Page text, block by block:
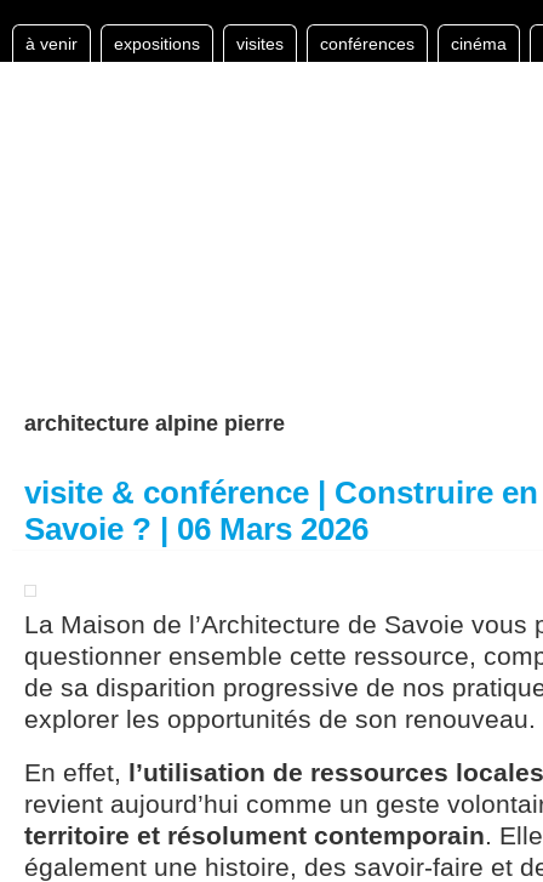
à venir expositions visites conférences cinéma
architecture alpine pierre
visite & conférence | Construire
Savoie ? | 06 Mars 2026
La Maison de l’Architecture de Savoie vous
questionner ensemble cette ressource,
de sa disparition progressive de nos
explorer les opportunités de son renouveau.
En effet, l’utilisation de ressources
revient aujourd’hui comme un geste
territoire et résolument contemporain.
également une histoire, des savoir-faire et